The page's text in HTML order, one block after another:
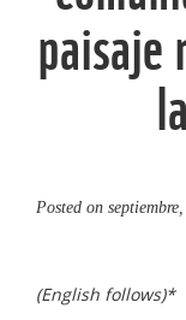
paisaje
Posted on
(English follows)*